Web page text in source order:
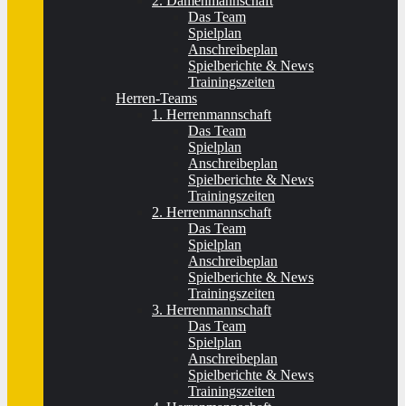
Das Team
Spielplan
Anschreibeplan
Spielberichte & News
Trainingszeiten
Herren-Teams
1. Herrenmannschaft
Das Team
Spielplan
Anschreibeplan
Spielberichte & News
Trainingszeiten
2. Herrenmannschaft
Das Team
Spielplan
Anschreibeplan
Spielberichte & News
Trainingszeiten
3. Herrenmannschaft
Das Team
Spielplan
Anschreibeplan
Spielberichte & News
Trainingszeiten